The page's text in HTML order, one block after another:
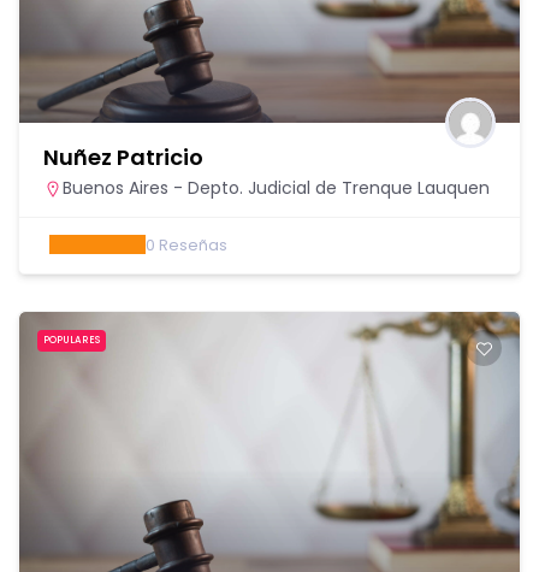
Nuñez Patricio
Buenos Aires - Depto. Judicial de Trenque Lauquen
0 Reseñas
POPULARES